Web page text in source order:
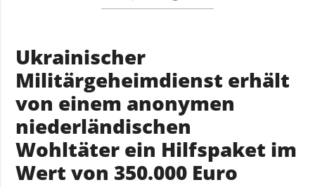
Ukrainischer
Militärgeheimdienst erhält
von einem anonymen
niederländischen
Wohltäter ein Hilfspaket im
Wert von 350.000 Euro